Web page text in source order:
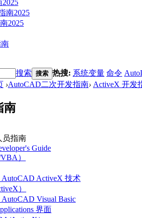
南2025
2025
搜索 搜索 热搜: 系统变量 命令
›AutoCAD二次开发指南› ActiveX 开发
南
员指南
Guide
）
AutoCAD ActiveX 技术
）
Visual Basic
界面